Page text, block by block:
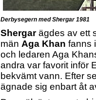
Derbysegern med Shergar 1981
Shergarägdes av ett
män Aga Khan fanns
och ledaren Aga
andra var favorit inför
bekvämt vann. Efter
ägnade sig enbart åt